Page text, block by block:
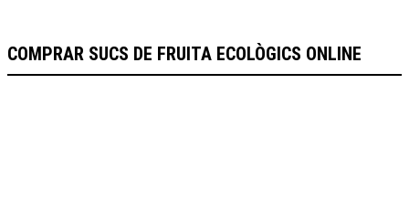
COMPRAR SUCS DE FRUITA ECOLÒGICS ONLINE